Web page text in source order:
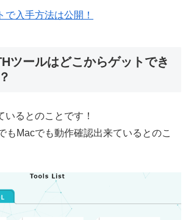
で入手方法は公開！
ツールはどこからゲットでき
いるとのことです！
もMacでも動作確認出来ているとのこ